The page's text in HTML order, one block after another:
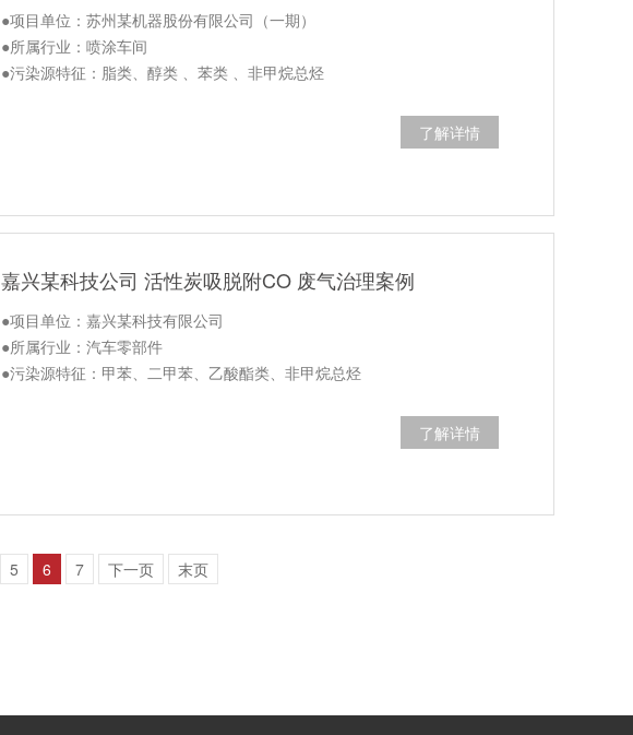
●项目单位：苏州某机器股份有限公司（一期）
●所属行业：喷涂车间
●污染源特征：脂类、醇类 、苯类 、非甲烷总烃
了解详情
嘉兴某科技公司 活性炭吸脱附CO 废气治理案例
●项目单位：嘉兴某科技有限公司
●所属行业：汽车零部件
●污染源特征：甲苯、二甲苯、乙酸酯类、非甲烷总烃
了解详情
5 6 7 下一页 末页